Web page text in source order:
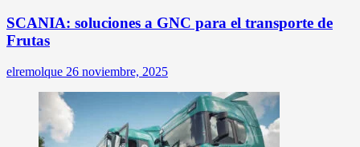
SCANIA: soluciones a GNC para el transporte de
Frutas
elremolque 26 noviembre, 2025